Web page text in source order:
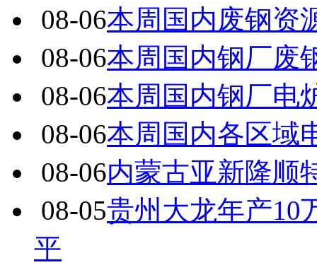
08-06本周国内废钢资
08-06本周国内钢厂废
08-06本周国内钢厂电
08-06本周国内各区域
08-06内蒙古亚新隆顺
08-05贵州大龙年产10
平